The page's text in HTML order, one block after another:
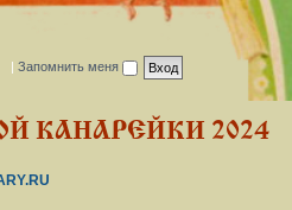
| Запомнить меня
КАНАРЕЙКИ 2024